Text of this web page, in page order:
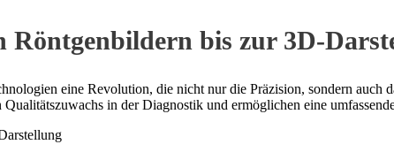
bis zur 3D-
eine Revolution, die nicht nur die Präzision, sondern auch
in der Diagnostik und ermöglichen eine